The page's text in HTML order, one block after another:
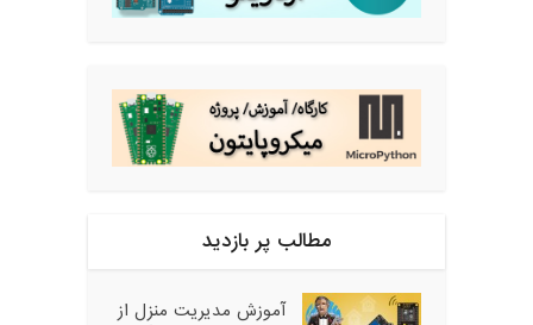
مطالب پر بازدید
آموزش مدیریت منزل از